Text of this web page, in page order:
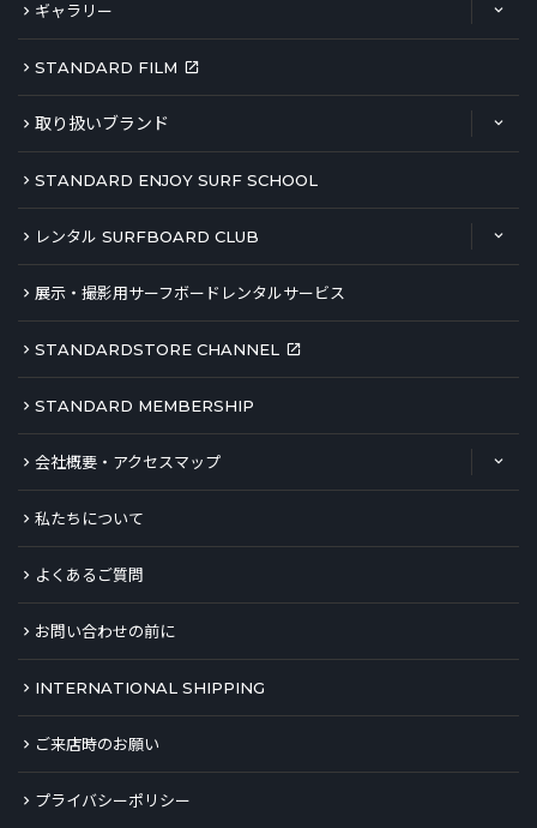
ギャラリー
STANDARD FILM
取り扱いブランド
STANDARD ENJOY SURF SCHOOL
レンタル SURFBOARD CLUB
展示・撮影用サーフボードレンタルサービス
STANDARDSTORE CHANNEL
STANDARD MEMBERSHIP
会社概要・アクセスマップ
私たちについて
よくあるご質問
お問い合わせの前に
INTERNATIONAL SHIPPING
ご来店時のお願い
プライバシーポリシー